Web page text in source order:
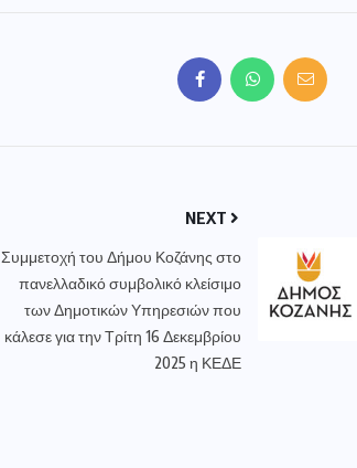
NEXT
Συμμετοχή του Δήμου Κοζάνης στο
πανελλαδικό συμβολικό κλείσιμο
των Δημοτικών Υπηρεσιών που
κάλεσε για την Τρίτη 16 Δεκεμβρίου
2025 η ΚΕΔΕ